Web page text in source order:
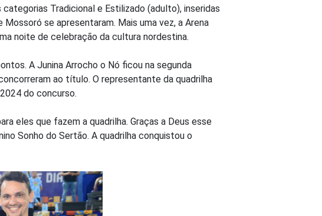
Tradicional e Estilizado (adulto), inseridas
se apresentaram. Mais uma vez, a Arena
noite de celebração da cultura nordestina.
A Junina Arrocho o Nó ficou na segunda
ao título. O representante da quadrilha
do concurso.
eles que fazem a quadrilha. Graças a Deus esse
Sonho do Sertão. A quadrilha conquistou o